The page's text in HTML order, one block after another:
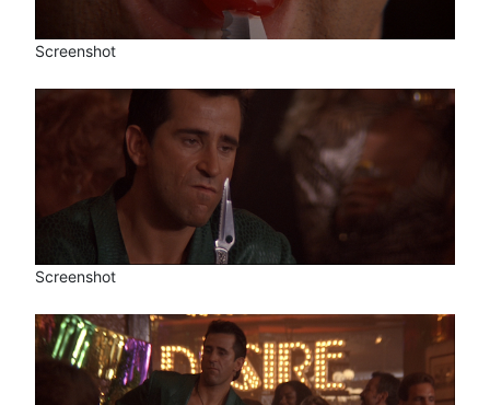
Screenshot
Screenshot